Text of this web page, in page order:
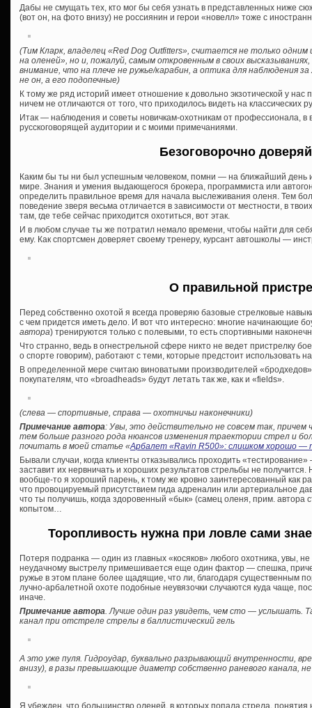
Дабы не смущать тех, кто мог бы себя узнать в представленных ниже
(вот он, на фото внизу) не россиянин и герои «новелл» тоже с
(Тим Кларк, владелец «Red Dog Outfitters», считается не только
на оленей», но и, пожалуй, самым откровенным в своих
внимание, что на плече не ружье/карабин, а оптика для наблюдения
не он, а его подопечные)
К тому же ряд историй имеет отношение к довольно экзотической у нас
ничем не отличаются от того, что приходилось видеть на классических
Итак — наблюдения и советы новичкам-охотникам от профессионала, в
русскоговорящей аудитории и с моими примечаниями.
Безоговорочно
Каким бы ты ни был успешным человеком, помни — на ближайший день
мире. Знания и умения выдающегося брокера, программиста или
определить правильное время для начала выслеживания оленя. Тем
поведение зверя весьма отличается в зависимости от местности, в
там, где тебе сейчас приходится охотиться, вот этак.
И в любом случае ты же потратил немало времени, чтобы найти для
ему. Как спортсмен доверяет своему тренеру, курсант автошколы —
О правильной
Перед собственно охотой я всегда проверяю базовые стрелковые
с чем придется иметь дело. И вот что интересно: многие начинающие
автора) тренируются только с полевыми, то есть спортивными
Что странно, ведь в огнестрельной сфере никто не ведет пристрелку
о спорте говорим), работают с теми, которые предстоит использовать
В определенной мере считаю виноватыми производителей
покупателям, что «broadheads» будут летать так же, как и «fields».
(слева — спортивные, справа — охотничьи наконечники)
Примечание автора: Увы, это действительно не совсем так,
тем больше разного рода нюансов изменения траектории стрел и
почитать в моей статье «Арбалет «Ravin R500»: слишком хорошо —
Бывали случаи, когда клиенты отказывались проходить
заставит их нервничать и хороших результатов стрельбы не
вообще-то я хороший парень, к тому же кровно заинтересованный как
что провоцируемый присутствием гида адреналин или артериальное
что ты получишь, когда здоровенный «бык» (самец оленя, прим. автора
копытом…
Торопливость нужна при ловле сами
Потеря подранка — один из главных «косяков» любого охотника, увы,
неудачному выстрелу примешивается еще один фактор — спешка,
ружье в этом плане более щадящие, что ли, благодаря существенным
лучно-арбалетной охоте подобные неувязочки случаются куда чаще,
иначе.
Примечание автора. Лучше один раз увидеть, чем сто — услышать.
канал при отстреле стрелы в баллистический гель
А это уже пуля. Гидроудар, буквально разрывающий внутренности,
внизу), в разы превышающие диаметр собственно раневого канала,